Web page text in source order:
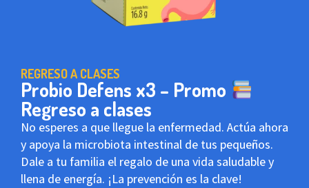
REGRESO A CLASES
Probio Defens x3 – Promo
Regreso a clases
No esperes a que llegue la enfermedad. Actúa ahora
y apoya la microbiota intestinal de tus pequeños.
Dale a tu familia el regalo de una vida saludable y
llena de energía. ¡La prevención es la clave!